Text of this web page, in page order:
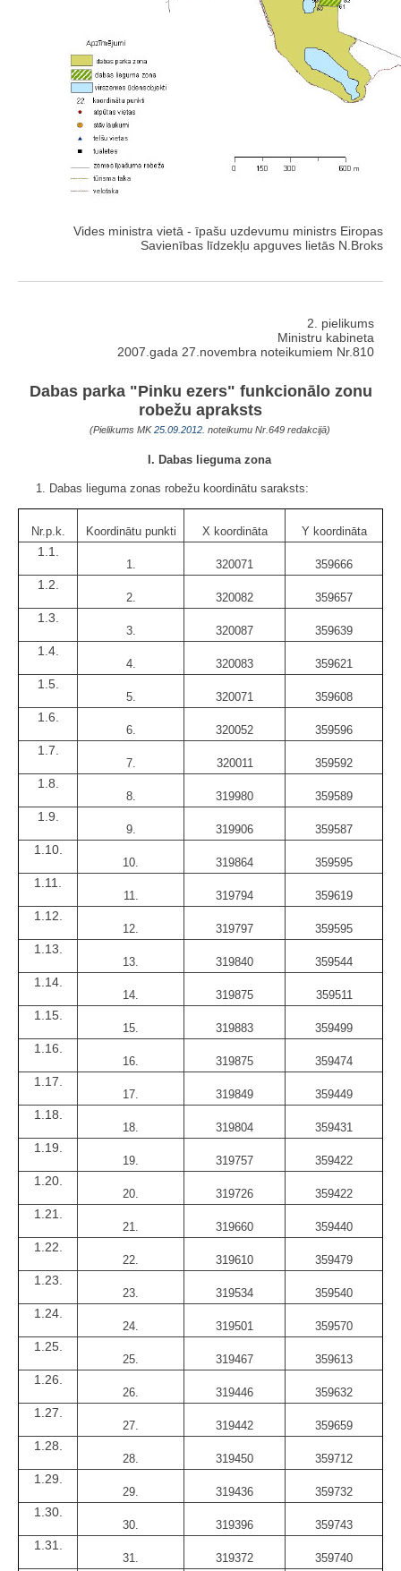
Vides ministra vietā - īpašu uzdevumu ministrs Eiropas
Savienības līdzekļu apguves lietās N.Broks
2. pielikums
Ministru kabineta
2007.gada 27.novembra noteikumiem Nr.810
Dabas parka "Pinku ezers" funkcionālo zonu
robežu apraksts
(Pielikums MK25.09.2012. noteikumu Nr.649 redakcijā)
I. Dabas lieguma zona
1. Dabas lieguma zonas robežu koordinātu saraksts:
Nr.p.k. Koordinātu punkti X koordināta Y koordināta
1.1.
1. 320071 359666
1.2.
2. 320082 359657
1.3.
3. 320087 359639
1.4.
4. 320083 359621
1.5.
5. 320071 359608
1.6.
6. 320052 359596
1.7.
7. 320011 359592
1.8.
8. 319980 359589
1.9.
9. 319906 359587
1.10.
10. 319864 359595
1.11.
11. 319794 359619
1.12.
12. 319797 359595
1.13.
13. 319840 359544
1.14.
14. 319875 359511
1.15.
15. 319883 359499
1.16.
16. 319875 359474
1.17.
17. 319849 359449
1.18.
18. 319804 359431
1.19.
19. 319757 359422
1.20.
20. 319726 359422
1.21.
21. 319660 359440
1.22.
22. 319610 359479
1.23.
23. 319534 359540
1.24.
24. 319501 359570
1.25.
25. 319467 359613
1.26.
26. 319446 359632
1.27.
27. 319442 359659
1.28.
28. 319450 359712
1.29.
29. 319436 359732
1.30.
30. 319396 359743
1.31.
31. 319372 359740